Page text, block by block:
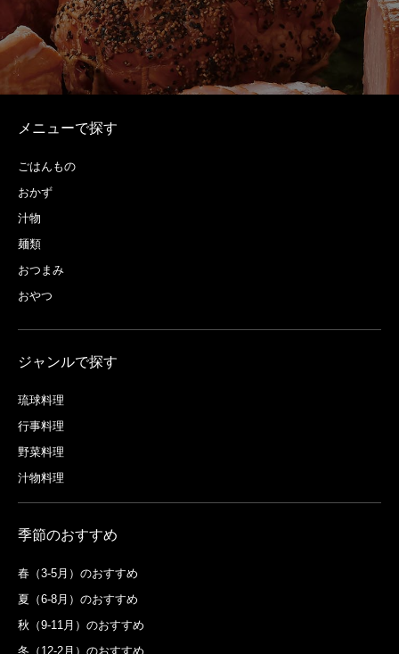
メニューで探す
ごはんもの
おかず
汁物
麺類
おつまみ
おやつ
ジャンルで探す
琉球料理
行事料理
野菜料理
汁物料理
季節のおすすめ
春（3-5月）のおすすめ
夏（6-8月）のおすすめ
秋（9-11月）のおすすめ
冬（12-2月）のおすすめ